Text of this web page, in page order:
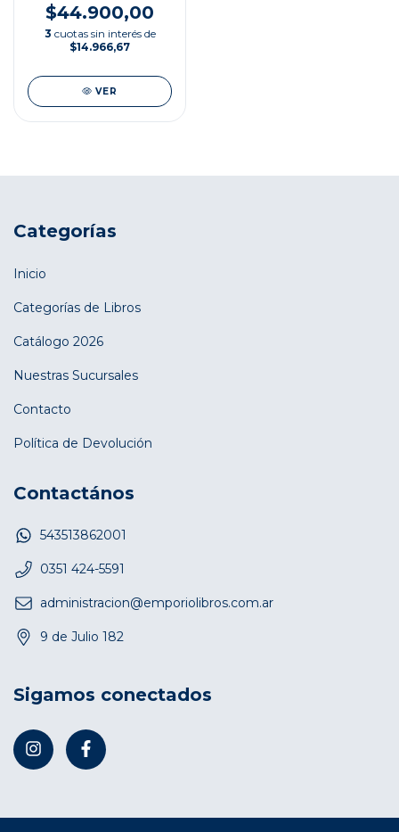
$44.900,00
3 cuotas sin interés de
$14.966,67
VER
Categorías
Inicio
Categorías de Libros
Catálogo 2026
Nuestras Sucursales
Contacto
Política de Devolución
Contactános
543513862001
0351 424-5591
administracion@emporiolibros.com.ar
9 de Julio 182
Sigamos conectados